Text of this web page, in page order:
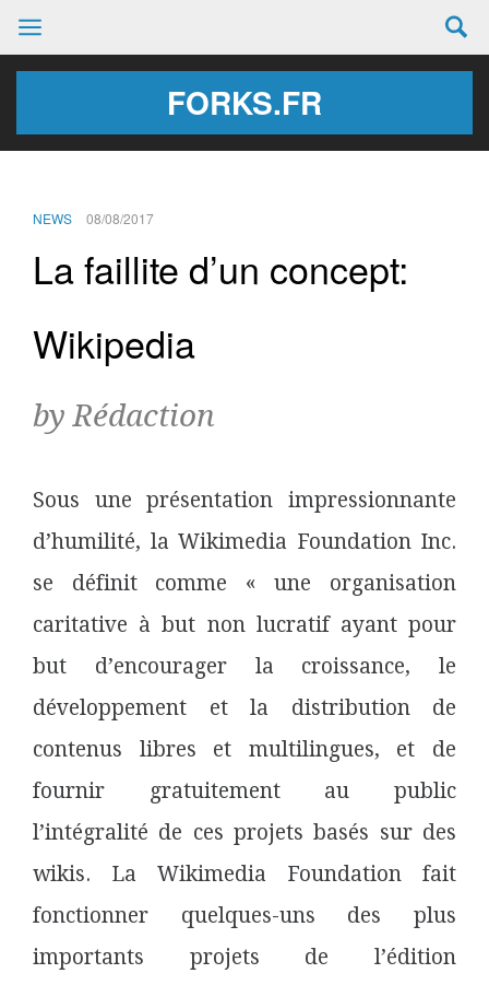
FORKS.FR
NEWS 08/08/2017
La faillite d’un concept:
Wikipedia
by Rédaction
Sous une présentation impressionnante
d’humilité, la Wikimedia Foundation Inc.
se définit comme « une organisation
caritative à but non lucratif ayant pour
but d’encourager la croissance, le
développement et la distribution de
contenus libres et multilingues, et de
fournir gratuitement au public
l’intégralité de ces projets basés sur des
wikis. La Wikimedia Foundation fait
fonctionner quelques-uns des plus
importants projets de l’édition